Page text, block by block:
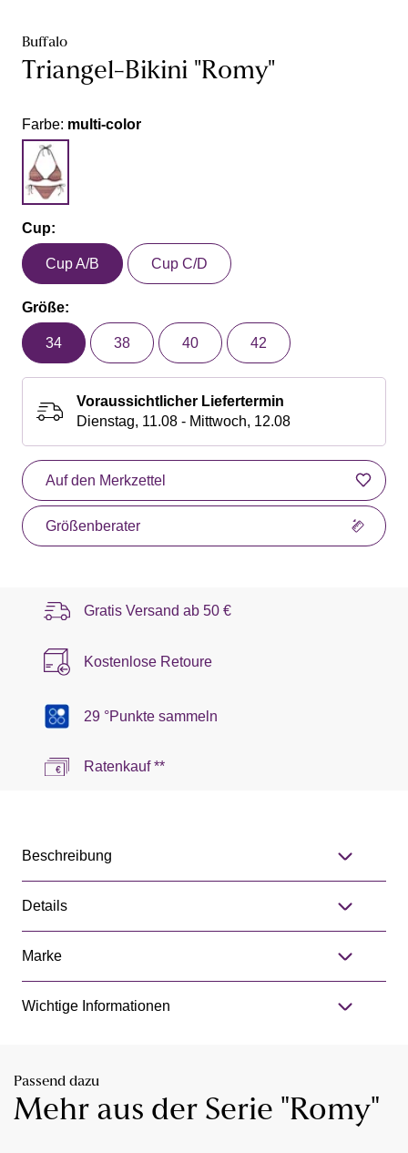
Buffalo
Triangel-Bikini "Romy"
Farbe: multi-color
Cup:
Cup A/B Cup C/D
Größe:
34 38 40 42
Voraussichtlicher Liefertermin
Dienstag, 11.08 - Mittwoch, 12.08
Auf den Merkzettel
Größenberater
Gratis Versand ab 50 €
Kostenlose Retoure
29 °Punkte sammeln
Ratenkauf **
Beschreibung
Details
Marke
Wichtige Informationen
Passend dazu
Mehr aus der Serie "Romy"